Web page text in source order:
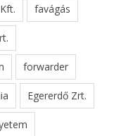
favágás
forwarder
Egererdő Zrt.